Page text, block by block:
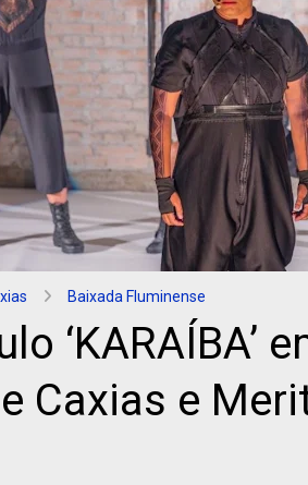
Baixada Fluminense
‘KARAÍBA’
Caxias e